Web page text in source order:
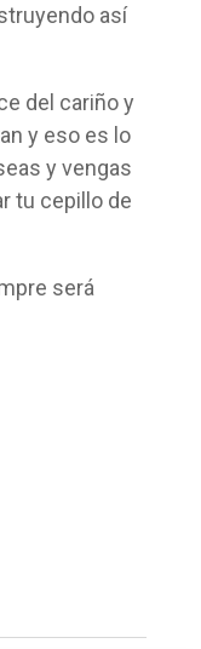
así
del cariño y
y eso es lo
y vengas
tu cepillo de
será